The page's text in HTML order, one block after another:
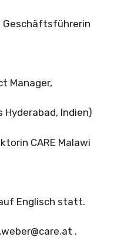
Geschäftsführerin
Manager,
Hyderabad, Indien)
CARE Malawi
Englisch statt.
.